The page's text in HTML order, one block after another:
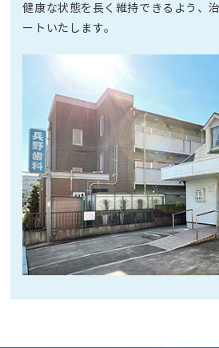
健康な状態を長く維持できるよう、
ートいたします。